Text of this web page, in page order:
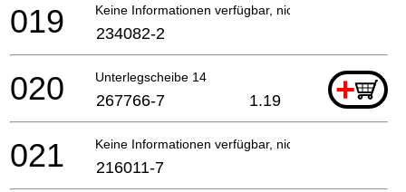
Keine Informationen verfügbar, nicht bestellbar
019 234082-2
Unterlegscheibe 14 +
020 267766-7 1.19
Keine Informationen verfügbar, nicht bestellbar
021 216011-7